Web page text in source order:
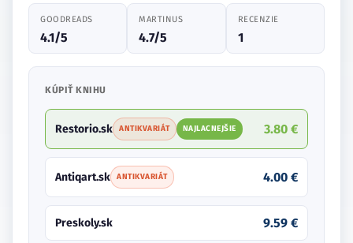
GOODREADS
4.1/5
MARTINUS
4.7/5
RECENZIE
1
KÚPIŤ KNIHU
Restorio.sk ANTIKVARIÁT NAJLACNEJŠIE 3.80 €
Antiqart.sk ANTIKVARIÁT 4.00 €
Preskoly.sk 9.59 €